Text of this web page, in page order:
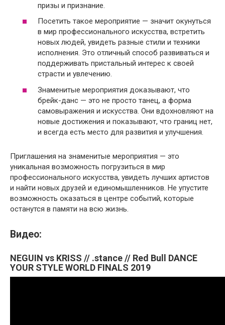
призы и признание.
Посетить такое мероприятие — значит окунуться
в мир профессионального искусства, встретить
новых людей, увидеть разные стили и техники
исполнения. Это отличный способ развиваться и
поддерживать пристальный интерес к своей
страсти и увлечению.
Знаменитые мероприятия доказывают, что
брейк-данс — это не просто танец, а форма
самовыражения и искусства. Они вдохновляют на
новые достижения и показывают, что границ нет,
и всегда есть место для развития и улучшения.
Приглашения на знаменитые мероприятия — это
уникальная возможность погрузиться в мир
профессионального искусства, увидеть лучших артистов
и найти новых друзей и единомышленников. Не упустите
возможность оказаться в центре событий, которые
останутся в памяти на всю жизнь.
Видео:
NEGUIN vs KRISS // .stance // Red Bull DANCE
YOUR STYLE WORLD FINALS 2019